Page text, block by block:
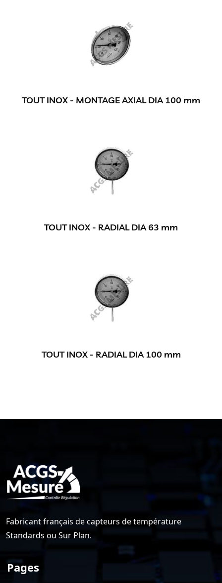
TOUT INOX - MONTAGE AXIAL DIA 100 mm
TOUT INOX - RADIAL DIA 63 mm
TOUT INOX - RADIAL DIA 100 mm
Fabricant français de capteurs de température
Standards ou Sur Plan.
Pages